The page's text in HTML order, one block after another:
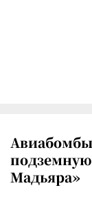
Мадьяра»